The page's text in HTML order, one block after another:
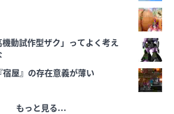
動試作型ザク」ってよく考え
宿屋』の存在意義が薄い
もっと見る...